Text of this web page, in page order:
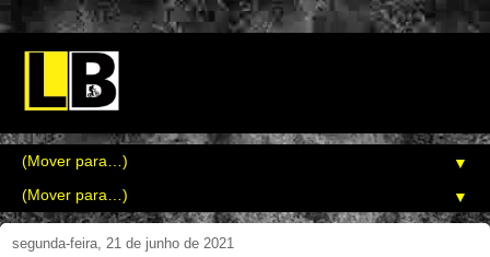
▼
▼
segunda-feira, 21 de junho de 2021